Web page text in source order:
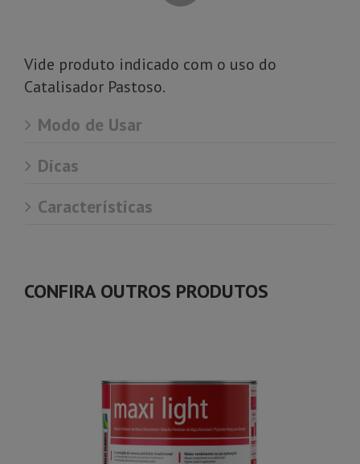
Vide produto indicado com o uso do
Catalisador Pastoso.
Modo de Usar
Dicas
Características
CONFIRA OUTROS PRODUTOS